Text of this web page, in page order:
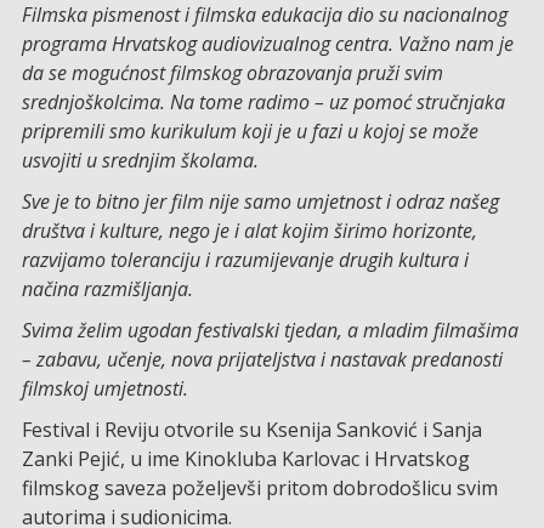
Filmska pismenost i filmska edukacija dio su nacionalnog
programa Hrvatskog audiovizualnog centra. Važno nam je
da se mogućnost filmskog obrazovanja pruži svim
srednjoškolcima. Na tome radimo – uz pomoć stručnjaka
pripremili smo kurikulum koji je u fazi u kojoj se može
usvojiti u srednjim školama.
Sve je to bitno jer film nije samo umjetnost i odraz našeg
društva i kulture, nego je i alat kojim širimo horizonte,
razvijamo toleranciju i razumijevanje drugih kultura i
načina razmišljanja.
Svima želim ugodan festivalski tjedan, a mladim filmašima
– zabavu, učenje, nova prijateljstva i nastavak predanosti
filmskoj umjetnosti.
Festival i Reviju otvorile su Ksenija Sanković i Sanja
Zanki Pejić, u ime Kinokluba Karlovac i Hrvatskog
filmskog saveza poželjevši pritom dobrodošlicu svim
autorima i sudionicima.